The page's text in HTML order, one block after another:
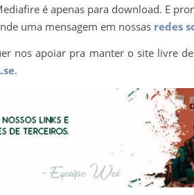
é apenas para download. E
uma mensagem em nossas redes
nos apoiar pra manter o site livre
.